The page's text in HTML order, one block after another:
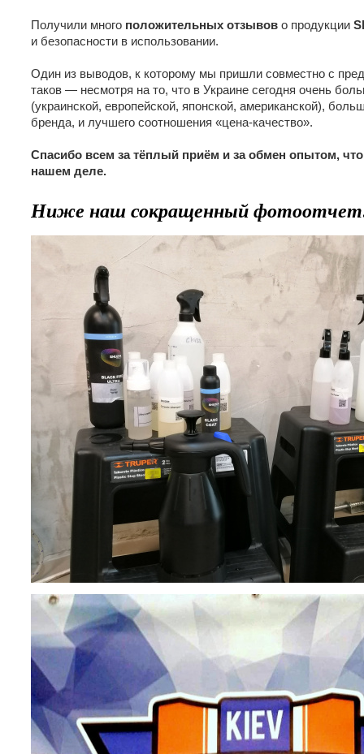
Получили много положительных отзывов о продукции
и безопасности в использовании.
Один из выводов, к которому мы пришли совместно с
таков — несмотря на то, что в Украине сегодня очень
(украинской, европейской, японской, американской),
бренда, и лучшего соотношения «цена-качество».
Спасибо всем за тёплый приём и за обмен опытом,
нашем деле.
Ниже наш сокращенный